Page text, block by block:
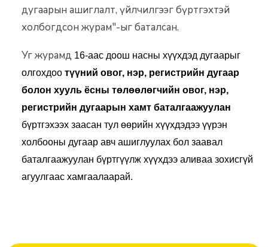
дугаарын ашиглалт, үйлчилгээг бүртгэхтэй
холбогдсон журам"-ыг баталсан.
Уг журамд 16-аас доош насны хүүхдэд дугаарыг
олгохдоо түүний овог, нэр, регистрийн дугаар
болон хууль ёсны төлөөлөгчийн овог, нэр,
регистрийн дугаарын хамт баталгаажуулан
бүртгэхээх заасан тул өөрийн хүүхдэдээ үүрэн
холбооны дугаар авч ашиглуулах бол заавал
баталгаажуулан бүртгүүлж хүүхдээ аливаа зохисгүй
агуулгаас хамгаалаарай.